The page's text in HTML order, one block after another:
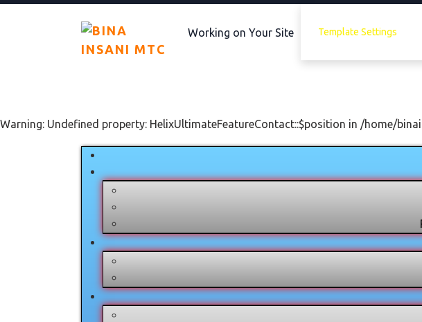
Working on Your Site Template Settings
Warning: Undefined property: HelixUltimateFeatureContact::$position in /home/